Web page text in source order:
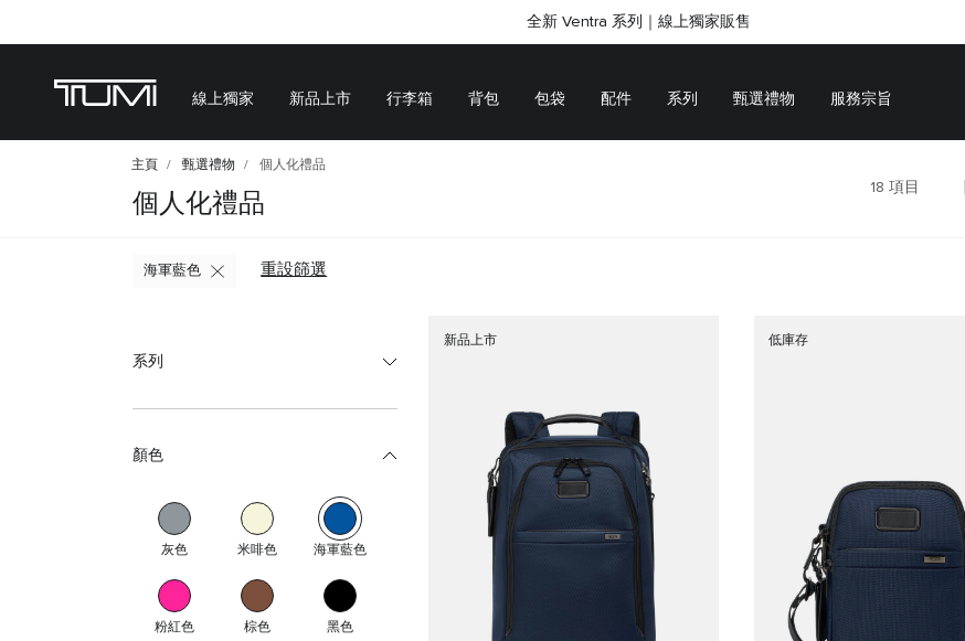
SHOP GIFTS
全新 Ventra 系列｜線上獨家販售
為你所愛的人，找到最合適的心意之選｜SHOP GIFTS
線上獨家 新品上市 行李箱 背包 包袋 配件 系列 甄選禮物 服務宗旨
主頁 甄選禮物 個人化禮品
個人化禮品
18 項目
重設篩選
海軍藍色
系列
顏色
灰色 米啡色 海軍藍色
粉紅色 棕色 黑色
新品上市 低庫存